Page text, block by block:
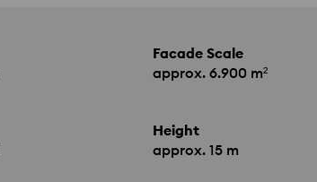
Facade Scale
approx. 6.900 m²
Height
approx. 15 m